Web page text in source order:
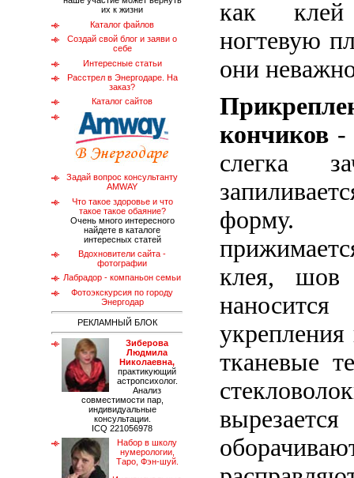
их к жизни
Каталог файлов
Создай свой блог и заяви о
себе
Интересные статьи
Расстрел в Энергодаре. На
заказ?
Каталог сайтов
Задай вопрос консультанту
AMWAY
Что такое здоровье и что
такое такое обаяние?
Очень много интересного
найдете в каталоге
интересных статей
Вдохновители сайта -
фотографии
Лабрадор - компаньон семьи
Фотоэкскурсия по городу
Энергодар
РЕКЛАМНЫЙ БЛОК
Зиберова
Людмила
Николаевна,
практикующий
астропсихолог.
Анализ
совместимости пар,
индивидуальные
консультации.
ICQ 221056978
Набор в школу
нумерологии,
Таро, Фэн-шуй.
как клей
ногтевую
они
кончиков -
слегка
форму.
клея, шов
укрепления
тканевые